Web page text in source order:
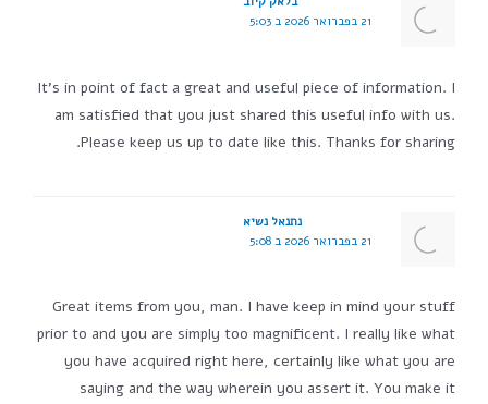
21 בפברואר 2026 ב 5:03
It's in point of fact a great and useful piece of information. I
am satisfied that you just shared this useful info with us.
Please keep us up to date like this. Thanks for sharing.
נתנאל נשיא
21 בפברואר 2026 ב 5:08
Great items from you, man. I have keep in mind your stuff
prior to and you are simply too magnificent. I really like what
you have acquired right here, certainly like what you are
saying and the way wherein you assert it. You make it